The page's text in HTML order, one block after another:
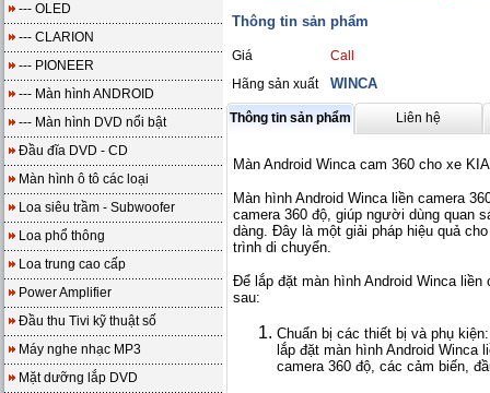
--- OLED
--- CLARION
--- PIONEER
--- Màn hình ANDROID
--- Màn hình DVD nổi bật
Đầu đĩa DVD - CD
Màn hình ô tô các loại
Loa siêu trầm - Subwoofer
Loa phổ thông
Loa trung cao cấp
Power Amplifier
Đầu thu Tivi kỹ thuật số
Máy nghe nhạc MP3
Mặt dưỡng lắp DVD
Thông tin sản phẩm
Giá
Call
Hãng sản xuất
WINCA
Thông tin sản phẩm Liên hệ
Màn Android Winca cam 360 cho xe
Màn hình Android Winca liền camera
camera 360 độ, giúp người dùng quan
dàng. Đây là một giải pháp hiệu quả
trình di chuyển.
Để lắp đặt màn hình Android Winca
sau:
Chuẩn bị các thiết bị và phụ
lắp đặt màn hình Android Winca
camera 360 độ, các cảm biến,